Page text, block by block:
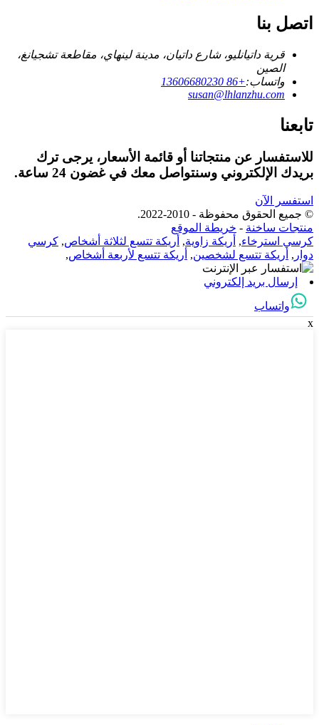
اتصل بنا
قرية داتيانليو، شارع داتيان، مدينة لينهاي، مقاطعة تشجيانغ،
الصين
واتساب:+86 13606680230
susan@lhlanzhu.com
تابعنا
للاستفسار عن منتجاتنا أو قائمة الأسعار، يرجى ترك
بريدك الإلكتروني وسنتواصل معك في غضون 24 ساعة.
استفسر الآن
© جميع الحقوق محفوظة - 2010-2022.
منتجات ساخنة - خريطة الموقع
كرسي استرخاء, أريكة زاوية, أريكة تتسع لثلاثة أشخاص, كرسي
دوار , أريكة تتسع لشخصين, أريكة تتسع لأربعة أشخاص,
إرسال بريد إلكتروني
واتساب
x